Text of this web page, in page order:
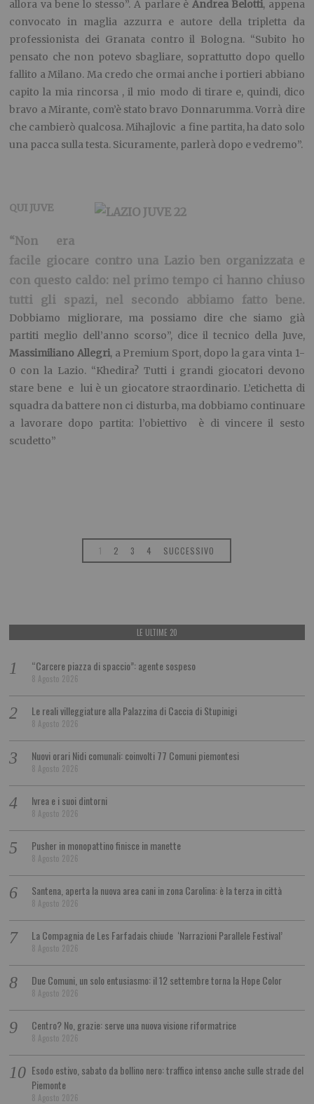
allora va bene lo stesso”. A parlare è Andrea Belotti, appena
convocato in maglia azzurra e autore della tripletta da
professionista dei Granata contro il Bologna. “Subito ho
pensato che non potevo sbagliare, soprattutto dopo quello
fallito a Milano. Ma credo che ormai anche i portieri abbiano
capito la mia rincorsa , il mio modo di tirare e, quindi, dico
bravo a Mirante, com’è stato bravo Donnarumma. Vorrà dire
che cambierò qualcosa. Mihajlovic a fine partita, ha dato solo
una pacca sulla testa. Sicuramente, parlerà dopo e vedremo”.
QUI JUVE
“Non era
facile giocare contro una Lazio ben organizzata e
con questo caldo: nel primo tempo ci hanno chiuso
tutti gli spazi, nel secondo abbiamo fatto bene.
Dobbiamo migliorare, ma possiamo dire che siamo già
partiti meglio dell’anno scorso”, dice il tecnico della Juve,
Massimiliano Allegri, a Premium Sport, dopo la gara vinta 1-
0 con la Lazio. “Khedira? Tutti i grandi giocatori devono
stare bene e lui è un giocatore straordinario. L’etichetta di
squadra da battere non ci disturba, ma dobbiamo continuare
a lavorare dopo partita: l’obiettivo è di vincere il sesto
scudetto”
1 2 3 4 SUCCESSIVO
LE ULTIME 20
“Carcere piazza di spaccio”: agente sospeso
8 Agosto 2026
Le reali villeggiature alla Palazzina di Caccia di Stupinigi
8 Agosto 2026
Nuovi orari Nidi comunali: coinvolti 77 Comuni piemontesi
8 Agosto 2026
Ivrea e i suoi dintorni
8 Agosto 2026
Pusher in monopattino finisce in manette
8 Agosto 2026
Santena, aperta la nuova area cani in zona Carolina: è la terza in città
8 Agosto 2026
La Compagnia de Les Farfadais chiude ‘Narrazioni Parallele Festival’
8 Agosto 2026
Due Comuni, un solo entusiasmo: il 12 settembre torna la Hope Color
8 Agosto 2026
Centro? No, grazie: serve una nuova visione riformatrice
8 Agosto 2026
Esodo estivo, sabato da bollino nero: traffico intenso anche sulle strade del
Piemonte
8 Agosto 2026